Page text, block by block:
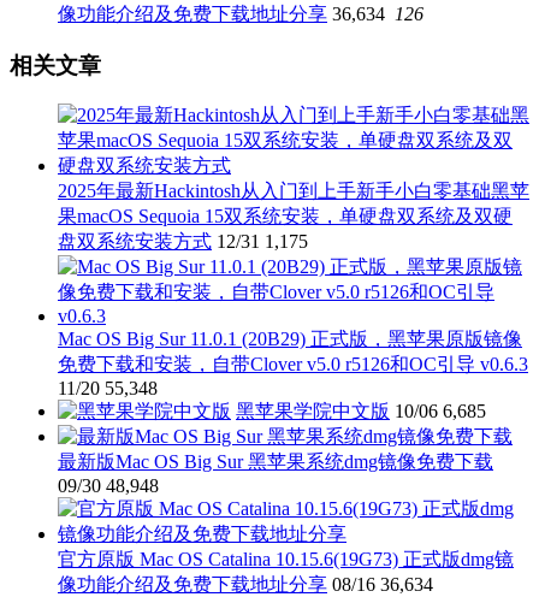
像功能介绍及免费下载地址分享 36,634 126
相关文章
2025年最新Hackintosh从入门到上手新手小白零基础黑苹
果macOS Sequoia 15双系统安装，单硬盘双系统及双硬
盘双系统安装方式 12/31 1,175
Mac OS Big Sur 11.0.1 (20B29) 正式版，黑苹果原版镜像
免费下载和安装，自带Clover v5.0 r5126和OC引导 v0.6.3
11/20 55,348
黑苹果学院中文版 10/06 6,685
最新版Mac OS Big Sur 黑苹果系统dmg镜像免费下载
09/30 48,948
官方原版 Mac OS Catalina 10.15.6(19G73) 正式版dmg镜
像功能介绍及免费下载地址分享 08/16 36,634